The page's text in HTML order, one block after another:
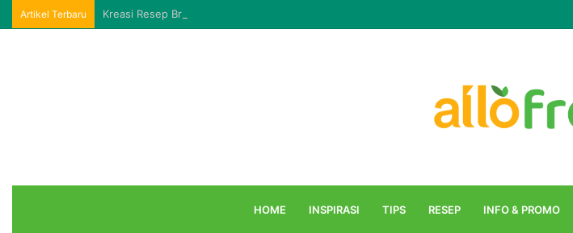
Artikel Terbaru Kreasi Resep Brownies Panggang Dijamin Enak Dan Mudah Dibuat
HOME INSPIRASI TIPS RESEP INFO & PROMO